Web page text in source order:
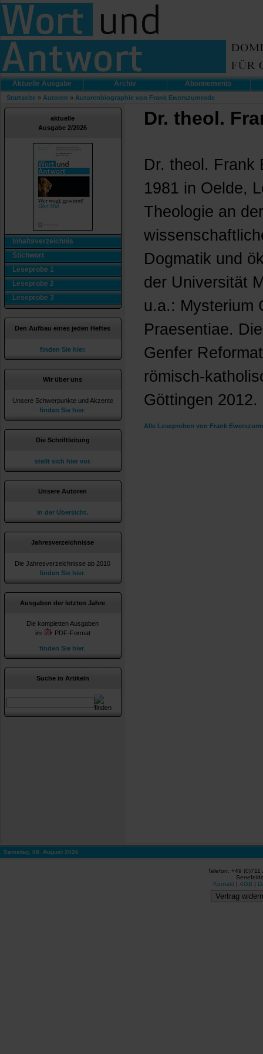
Aktuelle Ausgabe Archiv Abonnements
Startseite » Autoren » Autorenbiographie von Frank Ewerszumrode
aktuelle
Ausgabe 2/2026
Inhaltsverzeichnis
Stichwort
Leseprobe 1
Leseprobe 2
Leseprobe 3
Den Aufbau eines jeden Heftes
finden Sie hier.
Wir über uns
Unsere Schwerpunkte und Akzente
finden Sie hier
Die Schriftleitung
stellt sich hier vor.
Unsere Autoren
in der Übersicht.
Jahresverzeichnisse
Die Jahresverzeichnisse ab 2010
finden Sie hier
Ausgaben der letzten Jahre
Die kompletten Ausgaben
im
PDF-Format
finden Sie hier
Suche in Artikeln
Dr. theol.
Dr. theol. Frank
1981 in Oelde,
Theologie an
Dogmatik und
der Universität
u.a.: Mysterium
Praesentiae.
Genfer
römisch-
Göttingen 2012.
Alle Leseproben von Frank
Samstag, 08. August 2026
Telefon: +49
Kontakt | AGB |
Vertrag